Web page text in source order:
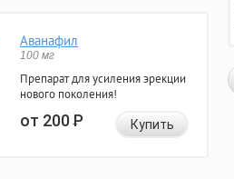
Аванафил
100 мг
Препарат для усиления эрекции
нового поколения!
от 200Р Купить